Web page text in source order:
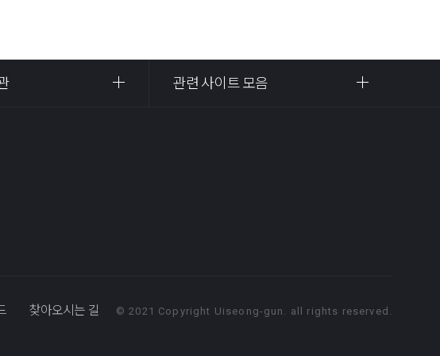
관련 사이트 모음
찾아오시는 길 © 2021 Copyright Uiseong-gun. all rights reserved.